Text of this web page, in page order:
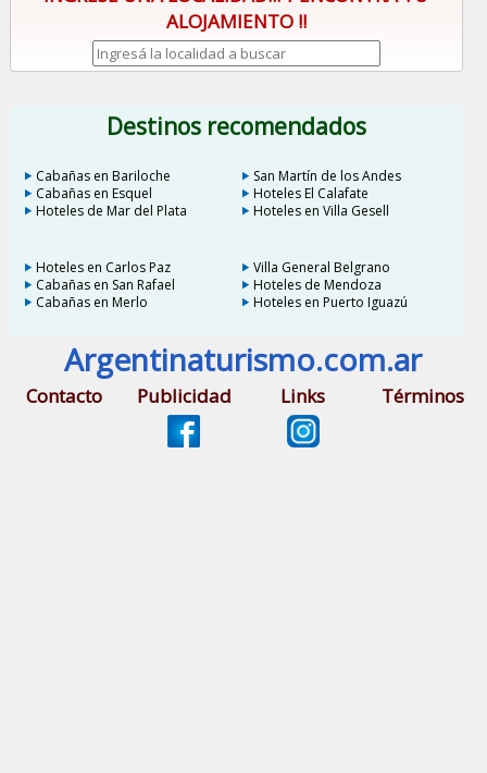
ALOJAMIENTO !!
Destinos recomendados
Cabañas en Bariloche
San Martín de los Andes
Cabañas en Esquel
Hoteles El Calafate
Hoteles de Mar del Plata
Hoteles en Villa Gesell
Hoteles en Carlos Paz
Villa General Belgrano
Cabañas en San Rafael
Hoteles de Mendoza
Cabañas en Merlo
Hoteles en Puerto Iguazú
Argentinaturismo.com.ar
Contacto Publicidad Links Términos